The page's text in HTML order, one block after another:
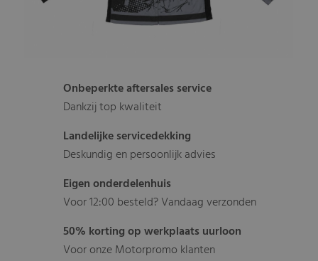
Onbeperkte aftersales service
Dankzij top kwaliteit
Landelijke servicedekking
Deskundig en persoonlijk advies
Eigen onderdelenhuis
Voor 12:00 besteld? Vandaag verzonden
50% korting op werkplaats uurloon
Voor onze Motorpromo klanten